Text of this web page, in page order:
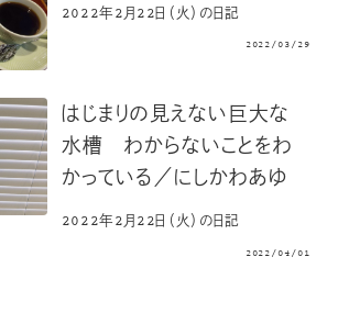
2022年2月22日（火）の日記
2022/03/29
はじまりの見えない巨大な
水槽 わからないことをわ
かっている／にしかわあゆ
2022年2月22日（火）の日記
2022/04/01